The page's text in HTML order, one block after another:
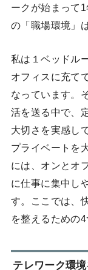
ークが始まって
の「職場環境」
私は１ベッドル
オフィスに充て
なっています。
活を送る中で、
大切さを実感し
プライベートを
には、オンとオ
に仕事に集中し
す。ここでは、
を整えるための
テレワーク環